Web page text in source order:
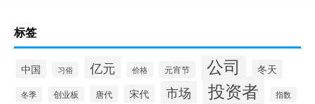
标签
中国 习俗 亿元 价格 元宵节 公司 冬天
冬季 创业板 唐代 宋代 市场 投资者 指数